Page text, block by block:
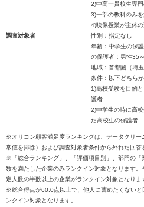
2)中高一貫校生専
3)一部の教科のみ
4)映像授業が主体
調査対象者
性別：指定なし
年齢：中学生の保
の保護者：男性35
地域：首都圏（埼
条件：以下どちら
1)高校受験を目的
護者
2)中学生の時に高
た高校生の保護者
※オリコン顧客満足度ランキングは、データクリ
常値を排除）および調査対象者条件から外れた回答
※「総合ランキング」、「評価項目別」、部門の「
数を満たした企業のみランクイン対象となります
定人数の半数以上の企業がランクイン対象となりま
※総合得点が60.0点以上で、他人に薦めたくない
ンクイン対象となります。